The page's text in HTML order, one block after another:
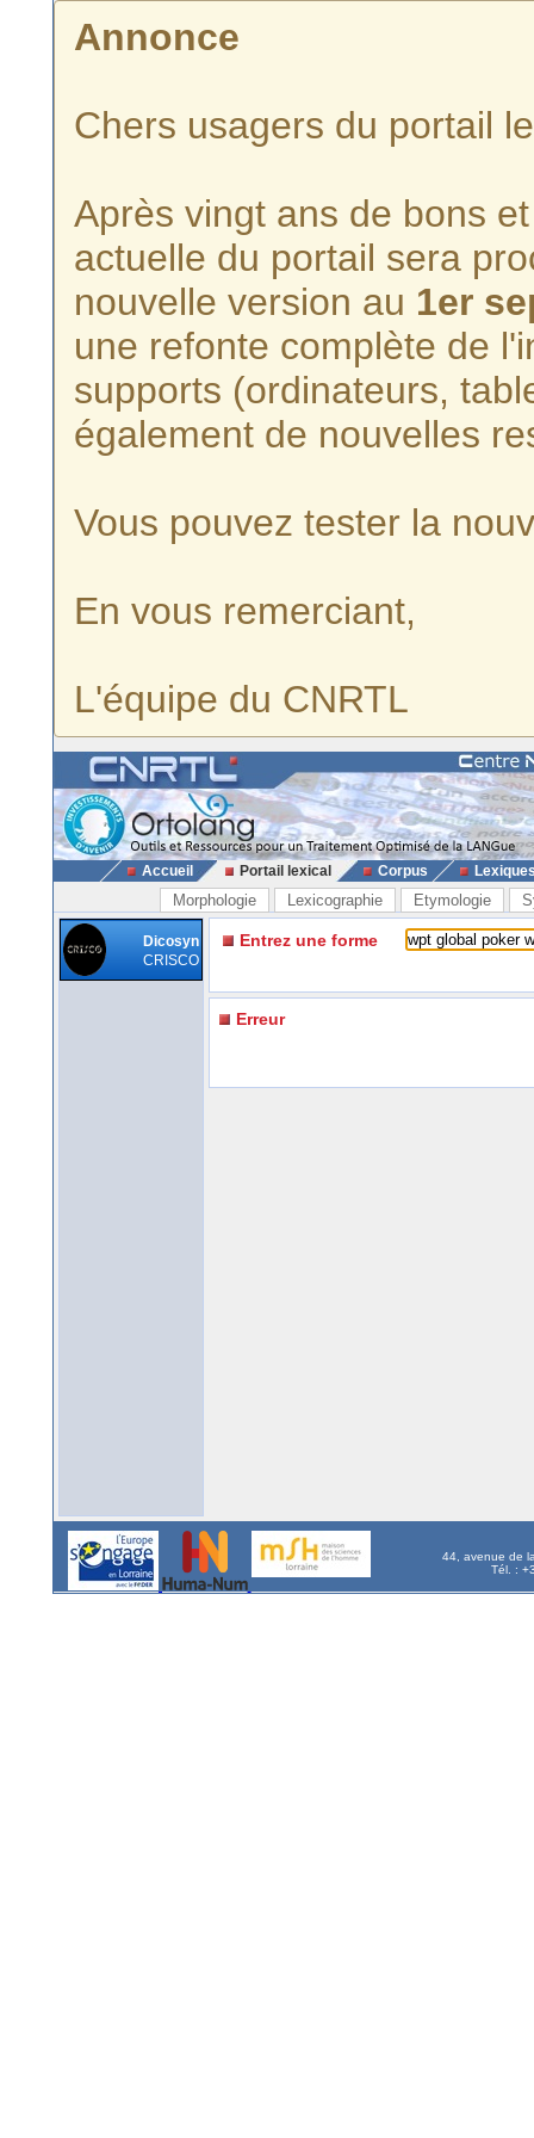
Annonce
Chers usagers du portail
Après vingt ans de bons
actuelle du portail sera
nouvelle version au 1er
une refonte complète de
supports (ordinateurs,
également de nouvelles
Vous pouvez tester la
En vous remerciant,
L'équipe du CNRTL
Accueil Portail lexical Corpus
Morphologie Lexicographie Etymologie
Dicosyn
CRISCO
Entrez une forme
Erreur
44, avenue de
Tél. :